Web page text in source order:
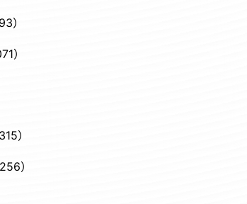
）
）
）
）